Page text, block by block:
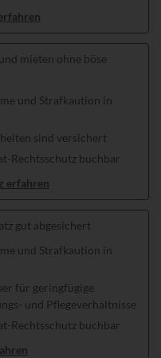
mieten ohne böse
und Strafkaution in
sind versichert
Rechtsschutz buchbar
erfahren
gut abgesichert
und Strafkaution in
für geringfügige
und Pflegeverhältnisse
Rechtsschutz buchbar